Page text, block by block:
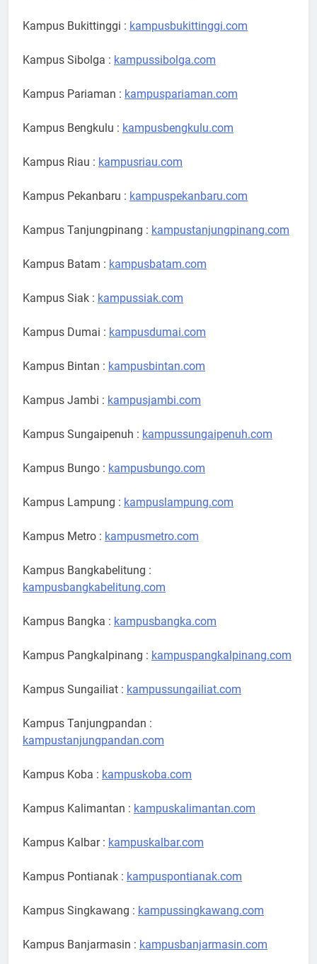
Kampus Bukittinggi : kampusbukittinggi.com
Kampus Sibolga : kampussibolga.com
Kampus Pariaman : kampuspariaman.com
Kampus Bengkulu : kampusbengkulu.com
Kampus Riau : kampusriau.com
Kampus Pekanbaru : kampuspekanbaru.com
Kampus Tanjungpinang : kampustanjungpinang.com
Kampus Batam : kampusbatam.com
Kampus Siak : kampussiak.com
Kampus Dumai : kampusdumai.com
Kampus Bintan : kampusbintan.com
Kampus Jambi : kampusjambi.com
Kampus Sungaipenuh : kampussungaipenuh.com
Kampus Bungo : kampusbungo.com
Kampus Lampung : kampuslampung.com
Kampus Metro : kampusmetro.com
Kampus Bangkabelitung :
kampusbangkabelitung.com
Kampus Bangka : kampusbangka.com
Kampus Pangkalpinang : kampuspangkalpinang.com
Kampus Sungailiat : kampussungailiat.com
Kampus Tanjungpandan :
kampustanjungpandan.com
Kampus Koba : kampuskoba.com
Kampus Kalimantan : kampuskalimantan.com
Kampus Kalbar : kampuskalbar.com
Kampus Pontianak : kampuspontianak.com
Kampus Singkawang : kampussingkawang.com
Kampus Banjarmasin : kampusbanjarmasin.com